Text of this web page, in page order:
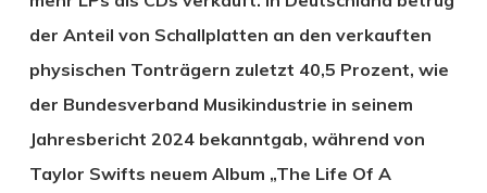
der Anteil von Schallplatten an den verkauften
physischen Tonträgern zuletzt 40,5 Prozent, wie
der Bundesverband Musikindustrie in seinem
Jahresbericht 2024 bekanntgab, während von
Taylor Swifts neuem Album „The Life Of A